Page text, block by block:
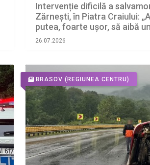
Intervenție dificilă a
Zărnești, în Piatra Craiului:
putea, foarte ușor, să aibă
tragic”
26.07.2026
BRASOV (REGIUNEA CENTRU)